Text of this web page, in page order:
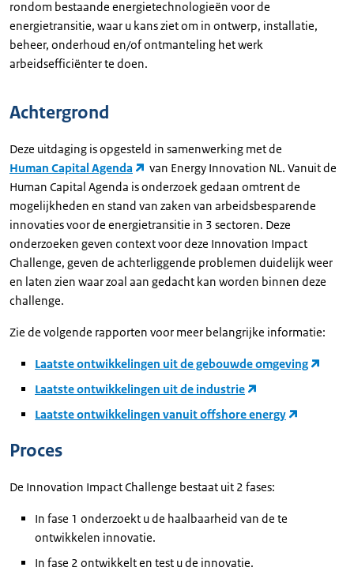
rondom bestaande energietechnologieën voor de
energietransitie, waar u kans ziet om in ontwerp, installatie,
beheer, onderhoud en/of ontmanteling het werk
arbeidsefficiënter te doen.
Achtergrond
Deze uitdaging is opgesteld in samenwerking met de
Human Capital Agenda
van Energy Innovation NL. Vanuit de
Human Capital Agenda is onderzoek gedaan omtrent de
mogelijkheden en stand van zaken van arbeidsbesparende
innovaties voor de energietransitie in 3 sectoren. Deze
onderzoeken geven context voor deze Innovation Impact
Challenge, geven de achterliggende problemen duidelijk weer
en laten zien waar zoal aan gedacht kan worden binnen deze
challenge.
Zie de volgende rapporten voor meer belangrijke informatie:
Laatste ontwikkelingen uit de gebouwde omgeving
Laatste ontwikkelingen uit de industrie
Laatste ontwikkelingen vanuit offshore energy
Proces
De Innovation Impact Challenge bestaat uit 2 fases:
In fase 1 onderzoekt u de haalbaarheid van de te
ontwikkelen innovatie.
In fase 2 ontwikkelt en test u de innovatie.